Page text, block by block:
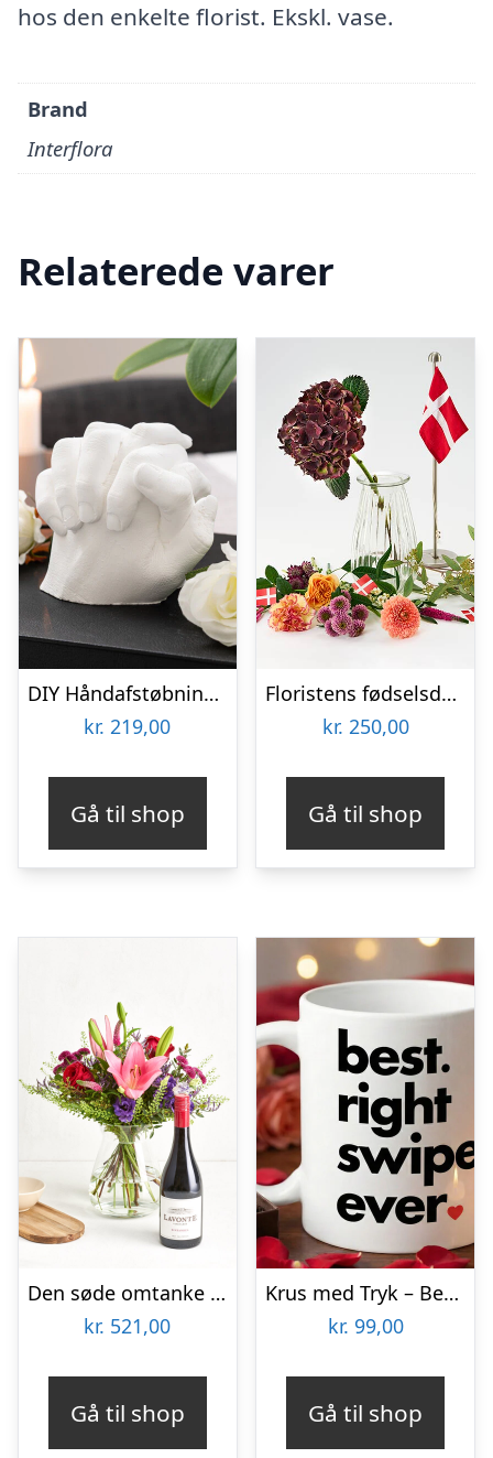
hos den enkelte florist. Ekskl. vase.
Brand
Interflora
Relaterede varer
DIY Håndafstøbningskit – Spralla
kr. 219,00
Gå til shop
Floristens fødselsdags trylleri – Send blomster med Bloomit
kr. 250,00
Gå til shop
Den søde omtanke med Zinfandel
kr. 521,00
Gå til shop
Krus med Tryk – Best Right Swipe Ever
kr. 99,00
Gå til shop